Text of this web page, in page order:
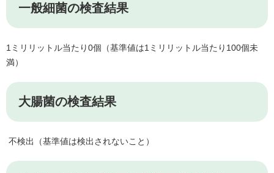
一般細菌の検査結果
1ミリリットル当たり0個（基準値は1ミリリットル当たり100個未
満）
大腸菌の検査結果
不検出（基準値は検出されないこと）